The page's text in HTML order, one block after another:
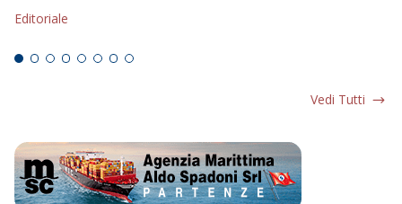
Editoriale
Vedi Tutti